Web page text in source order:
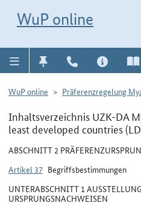
WuP online
WuP online Präferenzregelung
Inhaltsverzeichnis UZK-DA
least developed countries
ABSCHNITT 2
Artikel 37 Begriffsbestimmungen
UNTERABSCHNITT 1
URSPRUNGSNACHWEISEN